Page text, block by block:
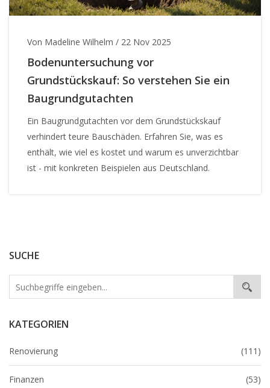
SUCHE
KATEGORIEN
Renovierung (111)
Finanzen (53)
Von Madeline Wilhelm / 22 Nov 2025
Bodenuntersuchung vor
Grundstückskauf: So verstehen Sie ein
Baugrundgutachten
Ein Baugrundgutachten vor dem Grundstückskauf
verhindert teure Bauschäden. Erfahren Sie, was es
enthält, wie viel es kostet und warum es unverzichtbar
ist - mit konkreten Beispielen aus Deutschland.